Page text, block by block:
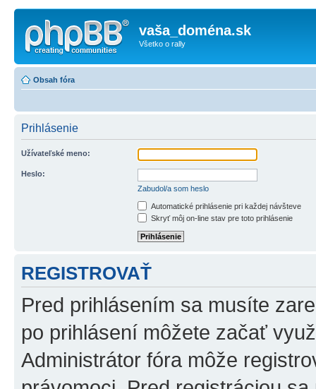
vaša_doména.sk
Všetko o rally
Obsah fóra
Prihlásenie
Užívateľské meno:
Heslo:
Zabudol/a som heslo
Automatické prihlásenie pri každej návšteve
Skryť môj on-line stav pre toto prihlásenie
REGISTROVAŤ
Pred prihlásením sa musíte
po prihlásení môžete začať
Administrátor fóra môže